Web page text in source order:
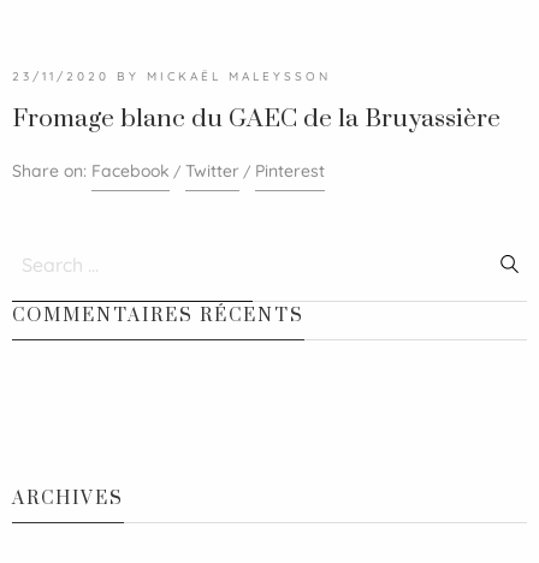
23/11/2020 BY MICKAËL MALEYSSON
Fromage blanc du GAEC de la Bruyassière
Share on: Facebook Twitter Pinterest
COMMENTAIRES RÉCENTS
ARCHIVES